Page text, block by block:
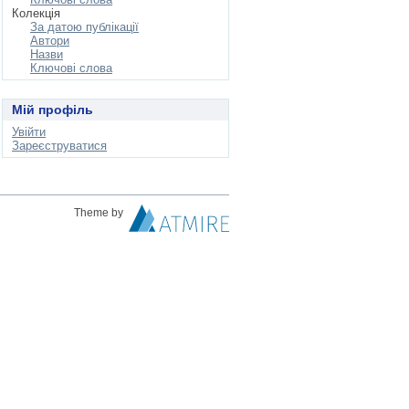
Колекція
За датою публікації
Автори
Назви
Ключові слова
Мій профіль
Увійти
Зареєструватися
Theme by